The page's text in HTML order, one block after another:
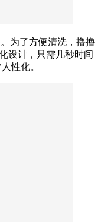
为了方便清洗，撸撸
设计，只需几秒时间
性化。